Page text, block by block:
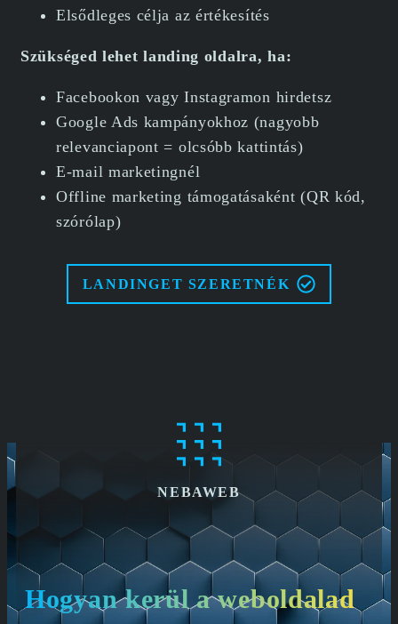
Elsődleges célja az értékesítés
Szükséged lehet landing oldalra, ha:
Facebookon vagy Instagramon hirdetsz
Google Ads kampányokhoz (nagyobb
relevanciapont = olcsóbb kattintás)
E-mail marketingnél
Offline marketing támogatásaként (QR kód,
szórólap)
LANDINGET SZERETNÉK
NEBAWEB
Hogyan kerül a weboldalad